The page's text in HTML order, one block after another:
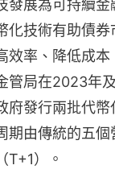
發展為可持續
化技術有助債
率、降低成本
管局在2023年
府發行兩批代
期由傳統的五
T+1）。